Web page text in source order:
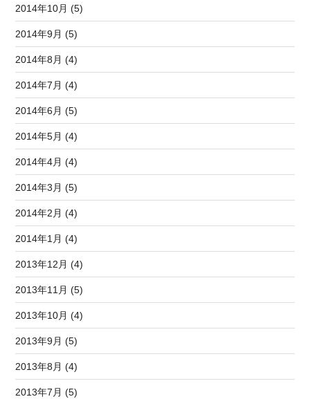
2014年10月 (5)
2014年9月 (5)
2014年8月 (4)
2014年7月 (4)
2014年6月 (5)
2014年5月 (4)
2014年4月 (4)
2014年3月 (5)
2014年2月 (4)
2014年1月 (4)
2013年12月 (4)
2013年11月 (5)
2013年10月 (4)
2013年9月 (5)
2013年8月 (4)
2013年7月 (5)